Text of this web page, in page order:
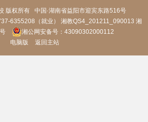
版权所有 中国·湖南省益阳市迎宾东路516号
6355208（就业） 湘教QS4_201211_090013 湘
号
湘公网安备号：43090302000112
电脑版
返回主站